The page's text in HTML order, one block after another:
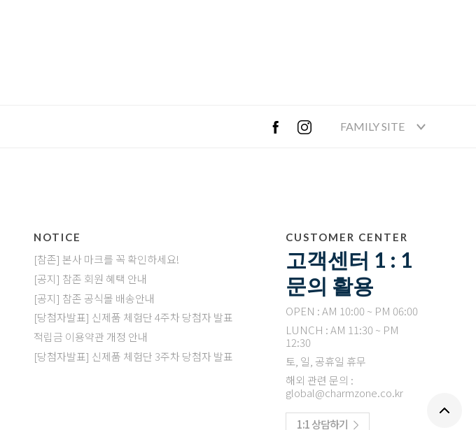
FAMILY SITE
NOTICE
[참존] 본사 마크를 꼭 확인하세요!
[공지] 참존 회원 혜택 안내
[공지] 참존 공식몰 배송안내
[당첨자발표] 신제품 체험단 4주차 당첨자 발표
적립금 이용약관 개정 안내
[당첨자발표] 신제품 체험단 3주차 당첨자 발표
CUSTOMER CENTER
고객센터 1 : 1
문의 활용
OPEN : AM 10:00 ~ PM 06:00
LUNCH : AM 11:30 ~ PM
12:30
토, 일, 공휴일 휴무
해외 관련 문의 :
global@charmzone.co.kr
1:1 상담하기